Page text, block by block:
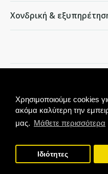
Χρησιμοποιούμε cookies
ακόμα καλύτερη την
μας. Μάθετε περισσότερα
Ιδιότητες
Χονδρική &